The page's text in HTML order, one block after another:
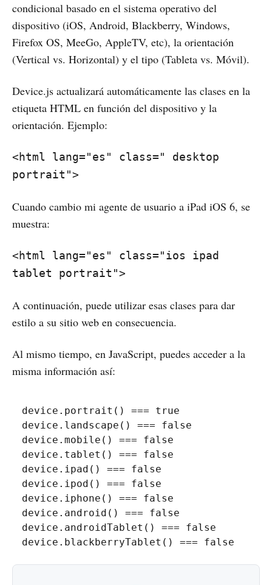
condicional basado en el sistema operativo del
dispositivo (iOS, Android, Blackberry, Windows,
Firefox OS, MeeGo, AppleTV, etc), la orientación
(Vertical vs. Horizontal) y el tipo (Tableta vs. Móvil).
Device.js actualizará automáticamente las clases en la
etiqueta HTML en función del dispositivo y la
orientación. Ejemplo:
<html lang="es" class=" desktop
portrait">
Cuando cambio mi agente de usuario a iPad iOS 6, se
muestra:
<html lang="es" class="ios ipad
tablet portrait">
A continuación, puede utilizar esas clases para dar
estilo a su sitio web en consecuencia.
Al mismo tiempo, en JavaScript, puedes acceder a la
misma información así:
device . portrait ( ) ===
true
device . landscape ( ) ===
false
device . mobile ( ) ===
false
device . tablet ( ) ===
false
device . ipad ( ) ===
false
device . ipod ( ) ===
false
device . iphone ( ) ===
false
device . android ( ) ===
false
device . androidTablet ( ) ===
false
device . blackberryTablet ( ) === false